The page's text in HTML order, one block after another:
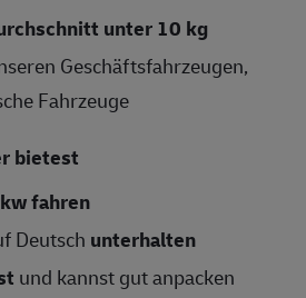
unter 10 kg
Geschäftsfahrzeugen,
Fahrzeuge
bietest
fahren
Deutsch unterhalten
und kannst gut anpacken